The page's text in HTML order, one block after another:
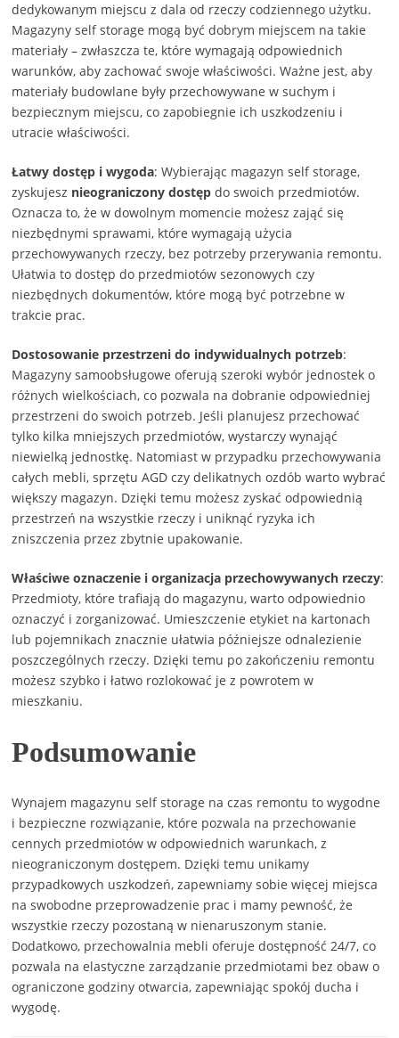
dedykowanym miejscu z dala od rzeczy codziennego użytku.
Magazyny self storage mogą być dobrym miejscem na takie
materiały – zwłaszcza te, które wymagają odpowiednich
warunków, aby zachować swoje właściwości. Ważne jest, aby
materiały budowlane były przechowywane w suchym i
bezpiecznym miejscu, co zapobiegnie ich uszkodzeniu i
utracie właściwości.
Łatwy dostęp i wygoda: Wybierając magazyn self storage,
zyskujesz nieograniczony dostęp do swoich przedmiotów.
Oznacza to, że w dowolnym momencie możesz zająć się
niezbędnymi sprawami, które wymagają użycia
przechowywanych rzeczy, bez potrzeby przerywania remontu.
Ułatwia to dostęp do przedmiotów sezonowych czy
niezbędnych dokumentów, które mogą być potrzebne w
trakcie prac.
Dostosowanie przestrzeni do indywidualnych potrzeb:
Magazyny samoobsługowe oferują szeroki wybór jednostek o
różnych wielkościach, co pozwala na dobranie odpowiedniej
przestrzeni do swoich potrzeb. Jeśli planujesz przechować
tylko kilka mniejszych przedmiotów, wystarczy wynająć
niewielką jednostkę. Natomiast w przypadku przechowywania
całych mebli, sprzętu AGD czy delikatnych ozdób warto wybrać
większy magazyn. Dzięki temu możesz zyskać odpowiednią
przestrzeń na wszystkie rzeczy i uniknąć ryzyka ich
zniszczenia przez zbytnie upakowanie.
Właściwe oznaczenie i organizacja przechowywanych rzeczy:
Przedmioty, które trafiają do magazynu, warto odpowiednio
oznaczyć i zorganizować. Umieszczenie etykiet na kartonach
lub pojemnikach znacznie ułatwia późniejsze odnalezienie
poszczególnych rzeczy. Dzięki temu po zakończeniu remontu
możesz szybko i łatwo rozlokować je z powrotem w
mieszkaniu.
Podsumowanie
Wynajem magazynu self storage na czas remontu to wygodne
i bezpieczne rozwiązanie, które pozwala na przechowanie
cennych przedmiotów w odpowiednich warunkach, z
nieograniczonym dostępem. Dzięki temu unikamy
przypadkowych uszkodzeń, zapewniamy sobie więcej miejsca
na swobodne przeprowadzenie prac i mamy pewność, że
wszystkie rzeczy pozostaną w nienaruszonym stanie.
Dodatkowo, przechowalnia mebli oferuje dostępność 24/7, co
pozwala na elastyczne zarządzanie przedmiotami bez obaw o
ograniczone godziny otwarcia, zapewniając spokój ducha i
wygodę.